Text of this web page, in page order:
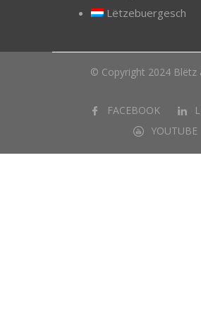
Lëtzebuergesch
© Copyright 2024 Blëtz
FACEBOOK
YOUTUBE